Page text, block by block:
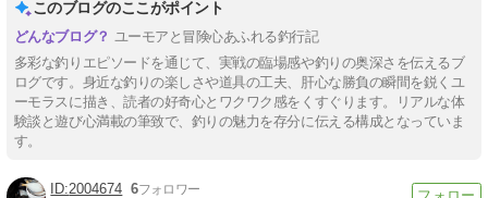
このブログのここがポイント
ユーモアと冒険心あふれる釣行記
多彩な釣りエピソードを通じて、実戦の臨場感や釣りの奥深さを伝えるブ
ログです。身近な釣りの楽しさや道具の工夫、肝心な勝負の瞬間を鋭くユ
ーモラスに描き、読者の好奇心とワクワク感をくすぐります。リアルな体
験談と遊び心満載の筆致で、釣りの魅力を存分に伝える構成となっていま
す。
2004674 6